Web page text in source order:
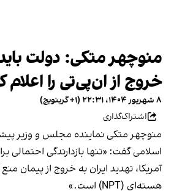
منوچهر متکی: دولت
خروج از ان‌پی‌تی را اعلام
۸ شهریور ۱۴۰۴، ۲۲:۳۱ (‎+۱ گرینویچ)
اشتراک‌گذاری
منوچهر متکی نماینده مجلس و وزیر
اسلامی گفت: «تنها بازدارندگی احتمالی
آمریکا، تهدید ایران به خروج از پیمان
هسته‌ای (NPT) است.»